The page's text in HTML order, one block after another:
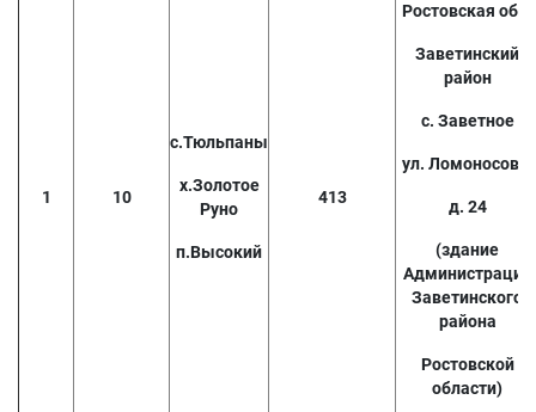
Ростовская обл.
Заветинский
район
с. Заветное
ул. Ломоносова,
д. 24
(здание
Администрации
Заветинского
района
Ростовской
области)
1 10
с.Тюльпаны
х.Золотое
Руно
п.Высокий
413